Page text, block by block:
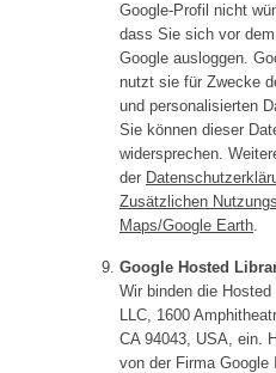
Google-Profil nicht
dass Sie sich vor
Google ausloggen.
nutzt sie für Zwecke
und personalisierten
Sie können dieser
widersprechen.
der
Zusätzlichen
Maps/Google Earth.
Google Hosted
Wir binden die
LLC, 1600
CA 94043, USA, ein.
von der Firma Google